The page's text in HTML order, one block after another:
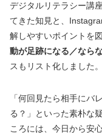
デジタルリテラシー講
てきた知見と、
解しやすいポイントを
動が足跡になる／なら
スもリスト化しました。
「何回見たら相手にバ
る？」といった素朴な
ころには、今日から安